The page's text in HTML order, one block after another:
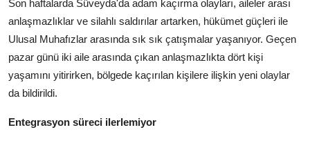
Son haftalarda Süveyda'da adam kaçırma olayları, aileler arası
anlaşmazlıklar ve silahlı saldırılar artarken, hükümet güçleri ile
Ulusal Muhafızlar arasında sık sık çatışmalar yaşanıyor. Geçen
pazar günü iki aile arasında çıkan anlaşmazlıkta dört kişi
yaşamını yitirirken, bölgede kaçırılan kişilere ilişkin yeni olaylar
da bildirildi.
Entegrasyon süreci ilerlemiyor